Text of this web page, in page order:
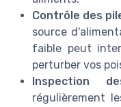
Contrôle des
source
faible peut
perturber vos
Inspection
régulièrement